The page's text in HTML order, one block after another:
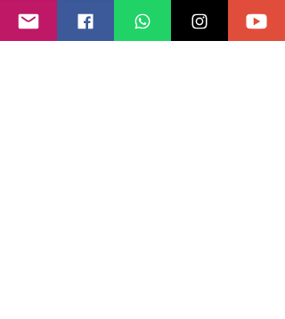
hospital de Coronel Bicaco e, na
sequência, removidas para o hospital